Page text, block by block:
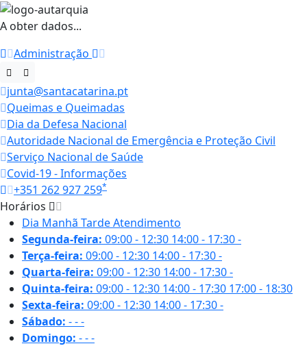
A obter dados...
Administração
junta@santacatarina.pt
Queimas e Queimadas
Dia da Defesa Nacional
Autoridade Nacional de Emergência e Proteção Civil
Serviço Nacional de Saúde
Covid-19 - Informações
+351 262 927 259*
Horários
Dia Manhã TardeAtendimento
Segunda-feira: 09:00 - 12:30 14:00 - 17:30-
Terça-feira: 09:00 - 12:30 14:00 - 17:30-
Quarta-feira: 09:00 - 12:30 14:00 - 17:30-
Quinta-feira: 09:00 - 12:30 14:00 - 17:30 17:00 - 18:30
Sexta-feira: 09:00 - 12:30 14:00 - 17:30-
Sábado: ---
Domingo: ---